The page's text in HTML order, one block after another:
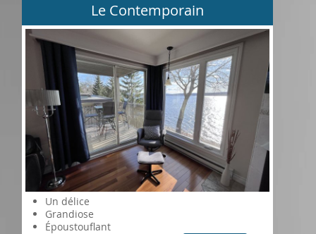
Le Contemporain
Un délice
Grandiose
Époustouflant